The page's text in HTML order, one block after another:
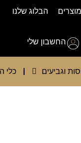
הבלוג שלנו
החשבון שלי
וגביעים כלי